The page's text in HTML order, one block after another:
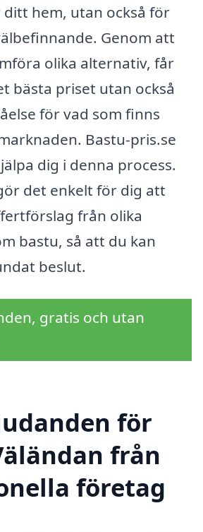
hem, utan också för
Genom att
olika alternativ, får
bästa priset utan också
för vad som finns
Bastu-pris.se
dig i denna process.
det enkelt för dig att
från olika
bastu, så att du kan
beslut.
gratis och utan
för
från
företag